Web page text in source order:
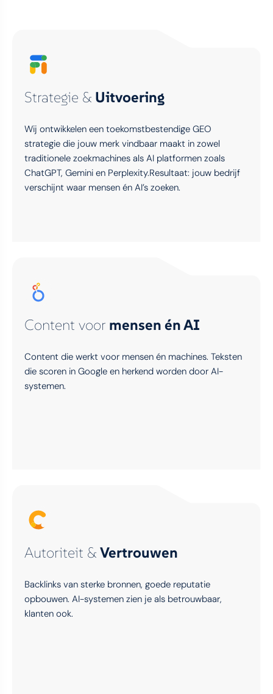
Strategie & Uitvoering
Wij ontwikkelen een toekomstbestendige GEO
strategie die jouw merk vindbaar maakt in zowel
traditionele zoekmachines als AI platformen zoals
ChatGPT, Gemini en Perplexity.Resultaat: jouw bedrijf
verschijnt waar mensen én AI’s zoeken.
Content voor mensen én AI
Content die werkt voor mensen én machines. Teksten
die scoren in Google en herkend worden door AI-
systemen.
Autoriteit &Vertrouwen
Backlinks van sterke bronnen, goede reputatie
opbouwen. AI-systemen zien je als betrouwbaar,
klanten ook.